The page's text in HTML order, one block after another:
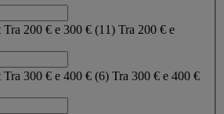
Tra 200 € e 300 € (11) Tra 200 € e
Tra 300 € e 400 € (6) Tra 300 € e 400 €